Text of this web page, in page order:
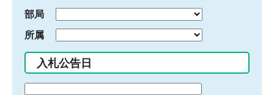
部局
所属
入札公告日